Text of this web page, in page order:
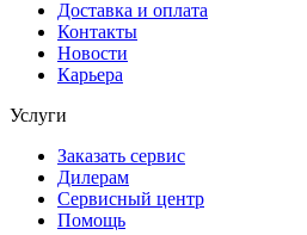
Доставка и оплата
Контакты
Новости
Карьера
Услуги
Заказать сервис
Дилерам
Сервисный центр
Помощь